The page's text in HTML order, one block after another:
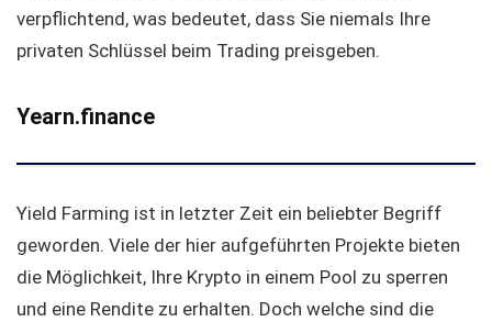
verpflichtend, was bedeutet, dass Sie niemals Ihre
privaten Schlüssel beim Trading preisgeben.
Yearn.finance
Yield Farming ist in letzter Zeit ein beliebter Begriff
geworden. Viele der hier aufgeführten Projekte bieten
die Möglichkeit, Ihre Krypto in einem Pool zu sperren
und eine Rendite zu erhalten. Doch welche sind die